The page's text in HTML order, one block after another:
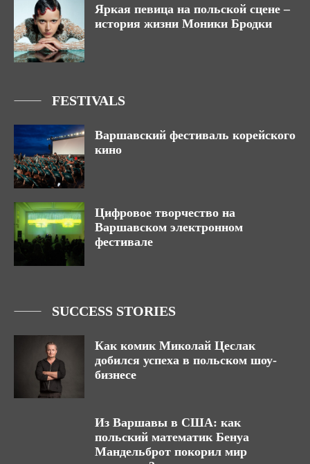
Яркая певица на польской сцене –
история жизни Моники Бродки
FESTIVALS
Варшавский фестиваль корейского
кино
Цифровое творчество на
Варшавском электронном
фестивале
SUCCESS STORIES
Как комик Миколай Цеслак
добился успеха в польском шоу-
бизнесе
Из Варшавы в США: как
польский математик Бенуа
Мандельброт покорил мир